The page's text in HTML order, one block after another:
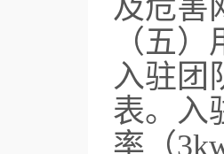
及危害
（五
入驻团
表。入
率（